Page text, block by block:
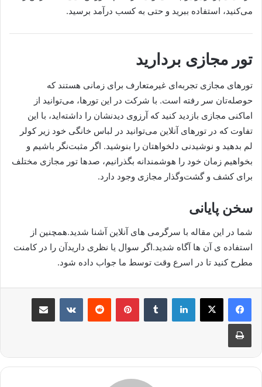
می‌کنید، استفاده ببرید و حتی به کسب درآمد برسید.
تور مجازی بردارید
تورهای مجازی تجربه‌ای غیر‌متعارف برای زمانی هستند که
حوصله‌تان سر رفته است. با شرکت در این تورها، می‌توانید از
اماکنی مجازی بازدید کنید که آرزوی دیدنشان را داشته‌اید، با این
تفاوت که در تورهای آنلاین می‌توانید در لباس خانگی خود زیر کولر
لم بدهید و نوشیدنی دلخواهتان را بنوشید. اگر مثبت‌نگر باشیم و
بخواهیم زمان خود را هوشمندانه بگذرانیم، صدها تور مجازی مختلف
برای کشف و گشت‌وگذار مجازی وجود دارد.
سخن پایانی
شما در این مقاله با سرگرمی های آنلاین آشنا شدید.همچنین از
استفاده ی آن ها آگاه شدید.اگر سوال یا نظری داریدآن را در کامنت
مطرح کنید تا در اسرع وقت توسط ما جواب داده شود.
لینکدین ‫تامبلر ‫پین‌ترست‫رددیت ‫VKontakteاشتراک گذاری از طریق ایمیل
چاپ